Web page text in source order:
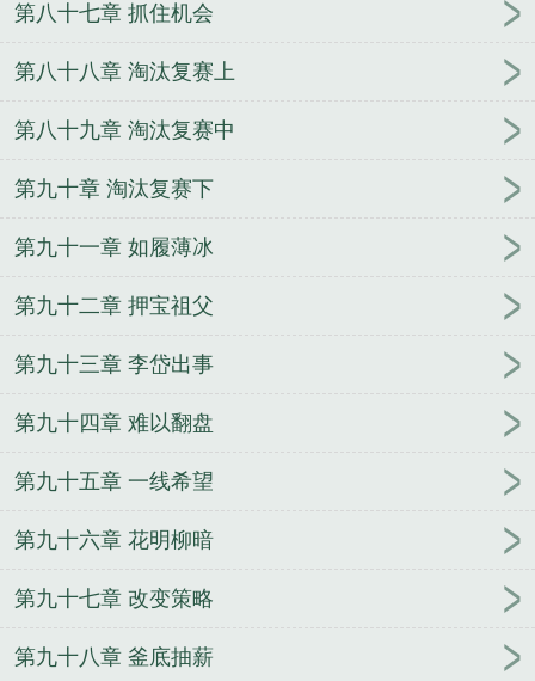
第八十七章 抓住机会
第八十八章 淘汰复赛上
第八十九章 淘汰复赛中
第九十章 淘汰复赛下
第九十一章 如履薄冰
第九十二章 押宝祖父
第九十三章 李岱出事
第九十四章 难以翻盘
第九十五章 一线希望
第九十六章 花明柳暗
第九十七章 改变策略
第九十八章 釜底抽薪